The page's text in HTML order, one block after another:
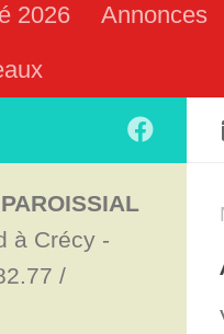
2026 Annonces
à Crécy -
/